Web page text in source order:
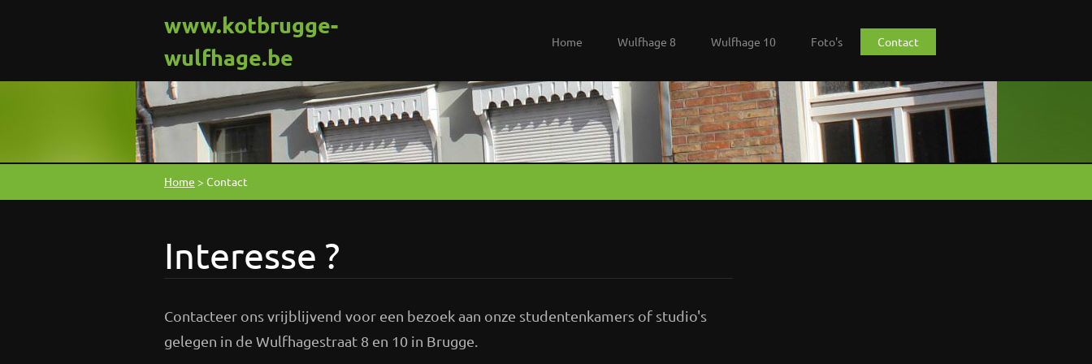
www.kotbrugge-
wulfhage.be
Home Wulfhage 8 Wulfhage 10 Foto's Contact
Home > Contact
Interesse ?
Contacteer ons vrijblijvend voor een bezoek aan onze studentenkamers of studio's
gelegen in de Wulfhagestraat 8 en 10 in Brugge.